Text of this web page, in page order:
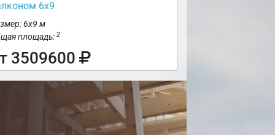
6х9
6х9 м
площадь: 2
3509600